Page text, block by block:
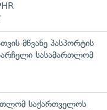
მწვანე პასპორტის
სასამართლომ
საქართველოს